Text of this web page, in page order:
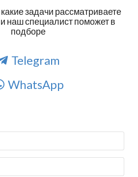
задачи рассматриваете
наш специалист поможет в
подборе
Telegram
WhatsApp